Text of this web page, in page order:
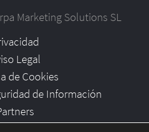
Marketing Solutions SL
Legal
de Cookies
de Información